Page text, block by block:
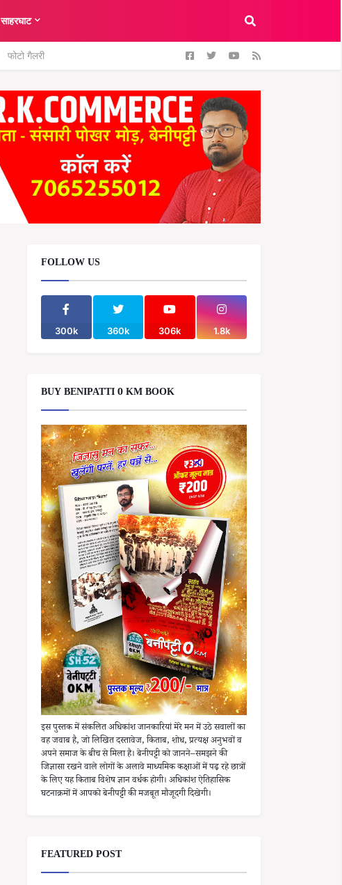
साहरघाट
फोटो गैलरी
FOLLOW US
300k 360k 306k 1.8k
BUY BENIPATTI 0 KM BOOK
इस पुस्तक में संकलित अधिकांश जानकारियां मेरे मन में उठे सवालों का
वह जवाब है, जो लिखित दस्तावेज, किताब, शोध, प्रत्यक्ष अनुभवों व
अपने समाज के बीच से मिला है। बेनीपट्टी को जानने–समझने की
जिज्ञासा रखने वाले लोगों के अलावे माध्यमिक कक्षाओं में पढ़ रहे छात्रों
के लिए यह किताब विशेष ज्ञान वर्धक होगी। अधिकांश ऐतिहासिक
घटनाक्रमों में आपको बेनीपट्टी की मजबूत मौजूदगी दिखेगी।
FEATURED POST